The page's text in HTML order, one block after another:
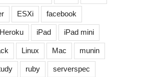
ESXi facebook
Heroku iPad iPad mini
Linux Mac munin
ruby serverspec